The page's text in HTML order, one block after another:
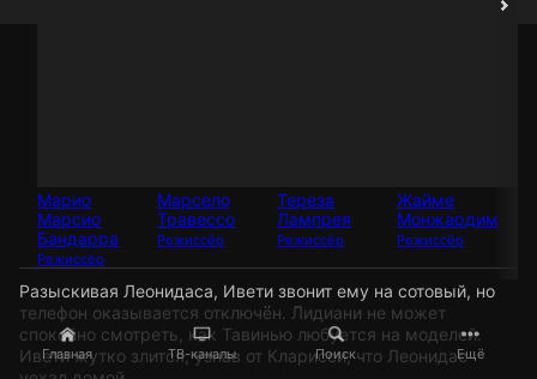
Главная ТВ-каналы Поиск Ещё
Марио
Марсио
Бандарра
Режиссёр
Марсело
Травессо
Режиссёр
Тереза
Лампрея
Режиссёр
Жайме
Монжардим
Режиссёр
Разыскивая Леонидаса, Ивети звонит ему на сотовый, но
телефон оказывается отключён. Лидиани не может
спокойно смотреть, как Тавинью любуется на моделей.
Ивети жутко злится, узнав от Кларисси, что Леонидас